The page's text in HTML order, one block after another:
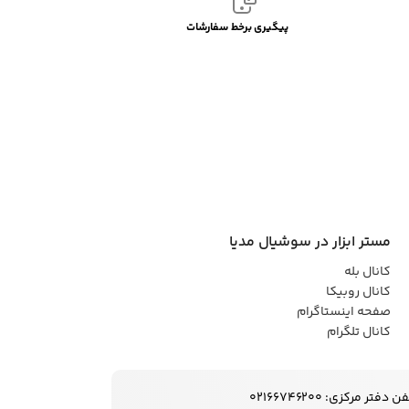
پیگیری برخط سفارشات
مستر ابزار در سوشیال مدیا
کانال بله
کانال روبیکا
صفحه اینستاگرام
کانال تلگرام
دفتر مرکزی: 02166746200